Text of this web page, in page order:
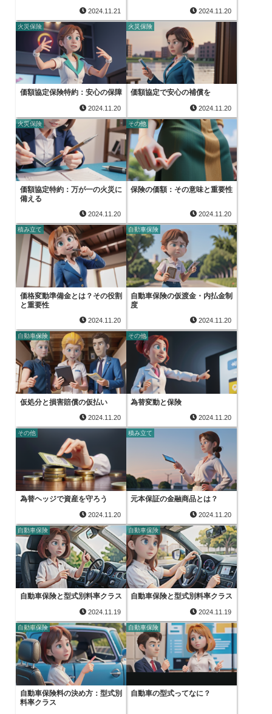
2024.11.21 2024.11.20
火災保険
価額協定保険特約：安心の保障
2024.11.20
火災保険
価額協定で安心の補償を
2024.11.20
火災保険
価額協定特約：万が一の火災に
備える
2024.11.20
その他
保険の価額：その意味と重要性
2024.11.20
積み立て
価格変動準備金とは？その役割
と重要性
2024.11.20
自動車保険
自動車保険の仮渡金・内払金制
度
2024.11.20
自動車保険
仮処分と損害賠償の仮払い
2024.11.20
その他
為替変動と保険
2024.11.20
その他
為替ヘッジで資産を守ろう
2024.11.20
積み立て
元本保証の金融商品とは？
2024.11.20
自動車保険
自動車保険と型式別料率クラス
2024.11.19
自動車保険
自動車保険と型式別料率クラス
2024.11.19
自動車保険
自動車保険料の決め方：型式別
料率クラス
自動車保険
自動車の型式ってなに？